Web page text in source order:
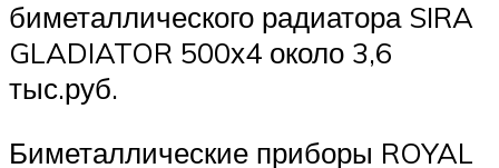
биметаллического радиатора SIRA
GLADIATOR 500х4 около 3,6
тыс.руб.
Биметаллические приборы ROYAL